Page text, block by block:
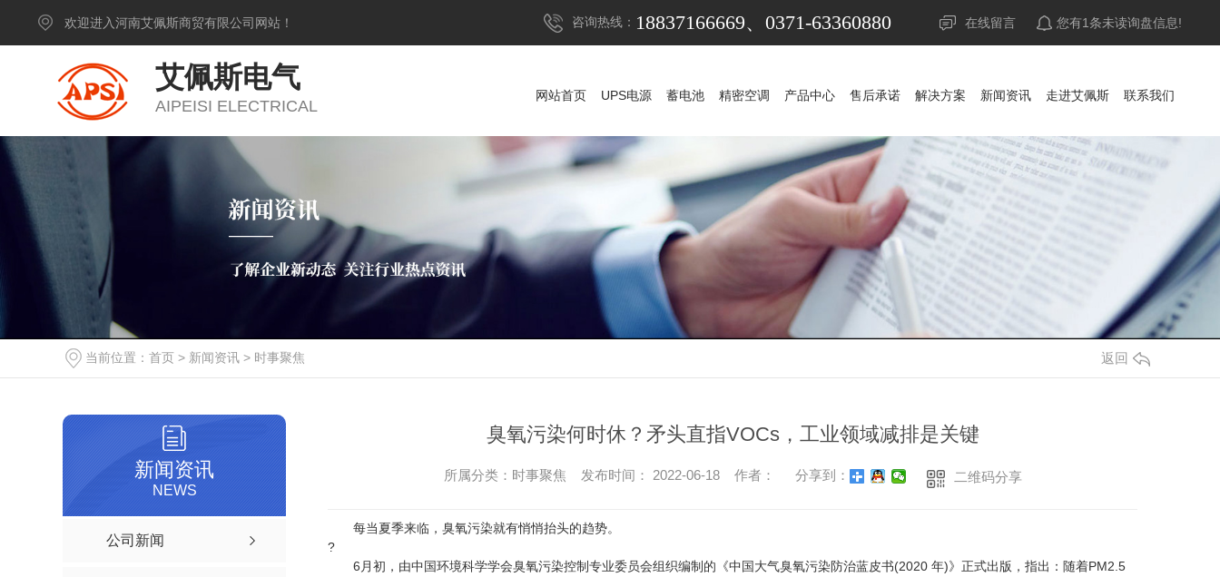
欢迎进入河南艾佩斯商贸有限公司网站！ 咨询热线： 18837166669、0371-63360880 在线留言 您有1条未读询盘信息!
艾佩斯电气
AIPEISI ELECTRICAL
网站首页
网站首页
UPS电源
UPS电源
蓄电池
蓄电池
精密空调
精密空调
产品中心
产品中心
UPS电源 UPS电源
山特UPS电源 山特UPS电源
科华UPS电源 科华UPS电源
科士达UPS电源 科士达UPS电源
APC UPS电源
施耐德UPS电源 施耐德UPS电源
金武士UPS电源 金武士UPS电源
蓄电池 蓄电池
山特蓄电池 山特蓄电池
松下蓄电池 松下蓄电池
耐力赛蓄电池 耐力赛蓄电池
科华蓄电池 科华蓄电池
精密空调 精密空调
山特精密空调 山特精密空调
维谛艾默生精密空调 维谛艾默生精密空调
稳压器 稳压器
防雷器 防雷器
售后承诺
售后承诺
解决方案
解决方案
新闻资讯
新闻资讯
公司新闻 公司新闻
行业资讯 行业资讯
常见问答
时事聚焦
其他
走进艾佩斯
走进艾佩斯
联系我们
联系我们
当前位置： 首页 > 新闻资讯 > 时事聚焦 返回
新闻资讯
NEWS
公司新闻
臭氧污染何时休？矛头直指VOCs，工业领域减排是关键
所属分类：时事聚焦 发布时间： 2022-06-18 作者： 分享到： 二维码分享
每当夏季来临，臭氧污染就有悄悄抬头的趋势。
?
6月初，由中国环境科学学会臭氧污染控制专业委员会组织编制的《中国大气臭氧污染防治蓝皮书(2020 年)》正式出版，指出：随着PM2.5